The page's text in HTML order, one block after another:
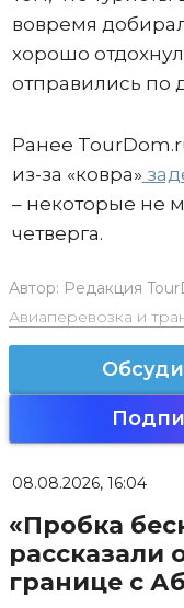
вовремя
хорошо
отправились по
Ранее
из-за «ковра»
– некоторые не
четверга.
Автор: Редакция
Авиаперевозка и
08.08.2026, 16:04
«Пробка
рассказали
границе с